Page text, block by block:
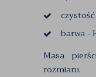
barwa -
Masa
rozmiaru.